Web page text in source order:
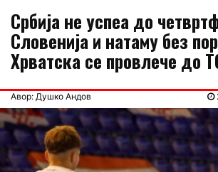
Србија не успеа до
Словенија и натаму без
Хрватска се провлече до
Авор: Душко Андов